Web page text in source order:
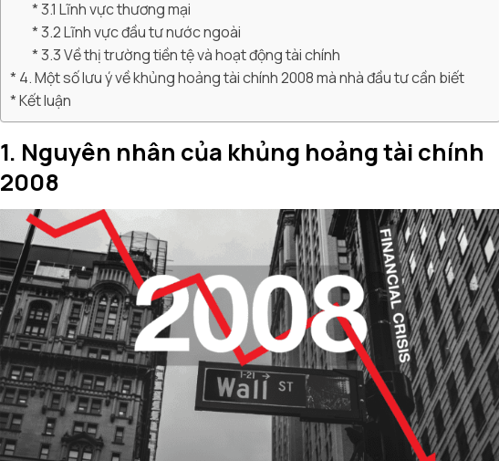
3.1 Lĩnh vực thương mại
3.2 Lĩnh vực đầu tư nước ngoài
3.3 Về thị trường tiền tệ và hoạt động tài chính
4. Một số lưu ý về khủng hoảng tài chính 2008 mà nhà đầu tư cần biết
Kết luận
1. Nguyên nhân của khủng hoảng tài chính
2008